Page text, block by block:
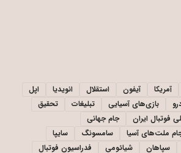
آمریکا آیفون استقلال انویدیا
اپل
بازی‌های آسیایی تبلیغات
تحقیق
فوتبال ایران
جام جهانی
ملت‌های آسیا سامسونگ
سایپا
سپاهان شیائومی فدراسیون فوتبال